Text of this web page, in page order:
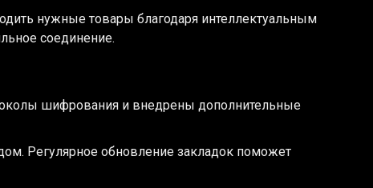
нужные товары благодаря интеллектуальным
соединение.
шифрования и внедрены дополнительные
Регулярное обновление закладок поможет